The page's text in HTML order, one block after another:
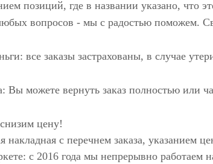
позиций, где в названии указано, что
вопросов - мы с радостью поможем.
все заказы застрахованы, в случае
Вы можете вернуть заказ полностью или
цену!
с перечнем заказа, указанием
: с 2016 года мы непрерывно работаем